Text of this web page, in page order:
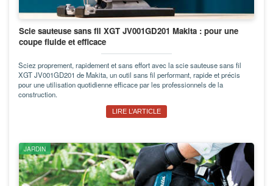
Scie sauteuse sans fil XGT JV001GD201 Makita : pour une
coupe fluide et efficace
Sciez proprement, rapidement et sans effort avec la scie sauteuse sans fil
XGT JV001GD201 de Makita, un outil sans fil performant, rapide et précis
pour une utilisation quotidienne efficace par les professionnels de la
construction.
LIRE L’ARTICLE
JARDIN